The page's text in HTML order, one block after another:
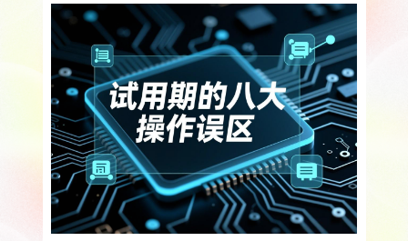
员工体验 员工商保 员工关怀 员工培训
福利采购
法务咨询
提供一站式员工法务咨询
企业助残残保业务
企业公益助残 残保金规划
个人社保保障业务
公司介绍
联系我们
加入我们
服务优势
智能工具